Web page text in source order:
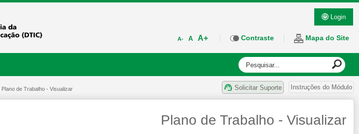
Login
A- A A+ Contraste Mapa do Site
Plano de Trabalho - Visualizar Instruções do Módulo
Solicitar Suporte
Plano de Trabalho - Visualizar